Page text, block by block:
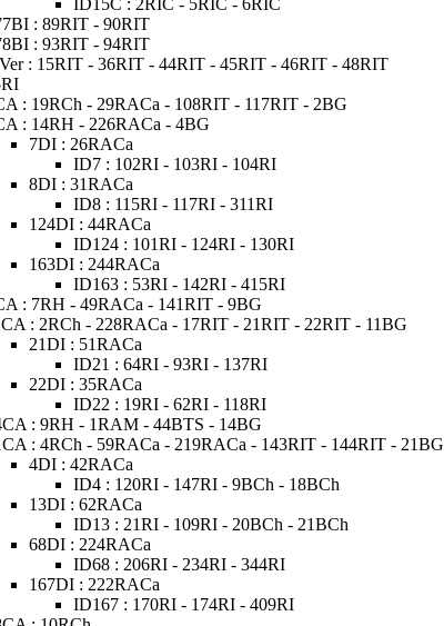
ID15C : 2RIC - 5RIC - 6RIC
: 89RIT - 90RIT
: 93RIT - 94RIT
: 15RIT - 36RIT - 44RIT - 45RIT - 46RIT - 48RIT
: 19RCh - 29RACa - 108RIT - 117RIT - 2BG
: 14RH - 226RACa - 4BG
7DI : 26RACa
ID7 : 102RI - 103RI - 104RI
8DI : 31RACa
ID8 : 115RI - 117RI - 311RI
124DI : 44RACa
ID124 : 101RI - 124RI - 130RI
163DI : 244RACa
ID163 : 53RI - 142RI - 415RI
: 7RH - 49RACa - 141RIT - 9BG
: 2RCh - 228RACa - 17RIT - 21RIT - 22RIT - 11BG
21DI : 51RACa
ID21 : 64RI - 93RI - 137RI
22DI : 35RACa
ID22 : 19RI - 62RI - 118RI
: 9RH - 1RAM - 44BTS - 14BG
: 4RCh - 59RACa - 219RACa - 143RIT - 144RIT - 21BG
4DI : 42RACa
ID4 : 120RI - 147RI - 9BCh - 18BCh
13DI : 62RACa
ID13 : 21RI - 109RI - 20BCh - 21BCh
68DI : 224RACa
ID68 : 206RI - 234RI - 344RI
167DI : 222RACa
ID167 : 170RI - 174RI - 409RI